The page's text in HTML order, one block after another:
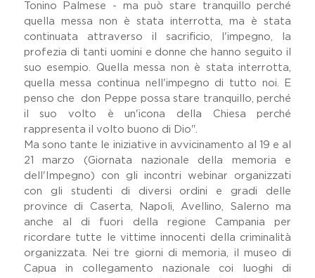
Tonino Palmese - ma può stare tranquillo perché
quella messa non è stata interrotta, ma è stata
continuata attraverso il sacrificio, l'impegno, la
profezia di tanti uomini e donne che hanno seguito il
suo esempio. Quella messa non è stata interrotta,
quella messa continua nell'impegno di tutto noi. E
penso che don Peppe possa stare tranquillo, perché
il suo volto è un'icona della Chiesa perché
rappresenta il volto buono di Dio".
Ma sono tante le iniziative in avvicinamento al 19 e al
21 marzo (Giornata nazionale della memoria e
dell'Impegno) con gli incontri webinar organizzati
con gli studenti di diversi ordini e gradi delle
province di Caserta, Napoli, Avellino, Salerno ma
anche al di fuori della regione Campania per
ricordare tutte le vittime innocenti della criminalità
organizzata. Nei tre giorni di memoria, il museo di
Capua in collegamento nazionale coi luoghi di